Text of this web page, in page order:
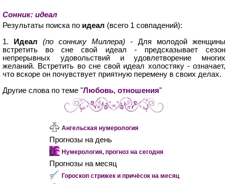
Сонник: идеал
Результаты поиска по идеал (всего 1 совпадений):
1.
Идеал (по соннику Миллера) - Для молодой женщины
встретить во сне свой идеал - предсказывает сезон
непрерывных удовольствий и удовлетворение многих
желаний. Встретить во сне свой идеал холостяку - означает,
что вскоре он почувствует приятную перемену в своих делах.
Другие слова по теме "Любовь, отношения"
Ангельская нумерология
Прогнозы на день
Нумерология, прогноз на сегодня
Прогнозы на месяц
Гороскоп стрижек и причёсок на месяц